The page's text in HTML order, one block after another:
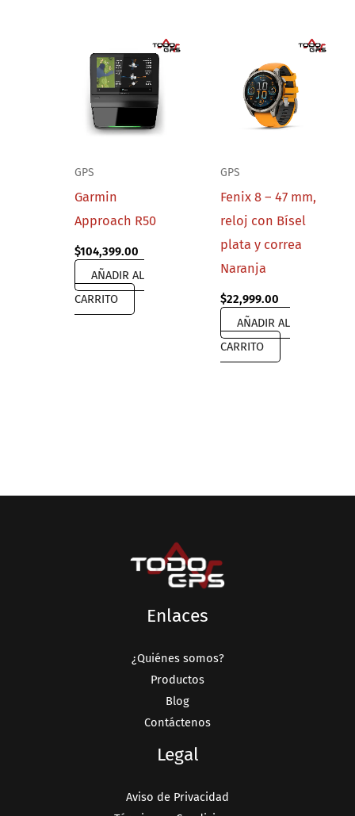
GPS
Garmin
Approach R50
$104,399.00
AÑADIR AL
CARRITO
GPS
Fenix 8 – 47 mm,
reloj con Bísel
plata y correa
Naranja
$22,999.00
AÑADIR AL
CARRITO
Enlaces
¿Quiénes somos?
Productos
Blog
Contáctenos
Legal
Aviso de Privacidad